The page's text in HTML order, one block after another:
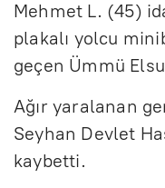
Mehmet L. (45)
plakalı yolcu
geçen Ümmü
Ağır yaralanan
Seyhan Devlet
kaybetti.